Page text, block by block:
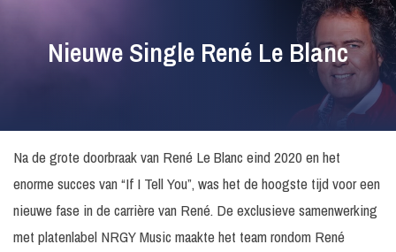
Nieuwe Single René Le Blanc
Na de grote doorbraak van René Le Blanc eind 2020 en het
enorme succes van “If I Tell You”, was het de hoogste tijd voor een
nieuwe fase in de carrière van René. De exclusieve samenwerking
met platenlabel NRGY Music maakte het team rondom René